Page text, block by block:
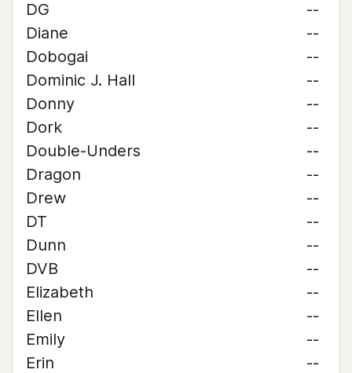
DG
--
Diane
--
Dobogai
--
Dominic J. Hall
--
Donny
--
Dork
--
Double-Unders
--
Dragon
--
Drew
--
DT
--
Dunn
--
DVB
--
Elizabeth
--
Ellen
--
Emily
--
Erin
--